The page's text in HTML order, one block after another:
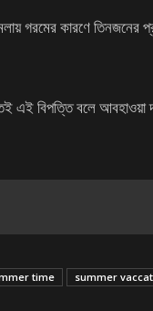
গরমের কারণে তিনজনের
এই বিপত্তি বলে
time summer